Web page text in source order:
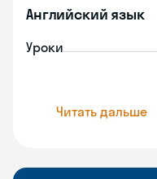
Английский язык
Уроки
Читать дальше